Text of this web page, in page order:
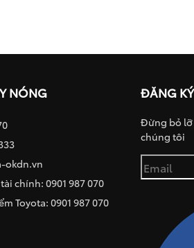
NÓNG
okdn.vn
chính: 0901 987 070
Toyota: 0901 987 070
ĐĂNG
Đừng bỏ lỡ
chúng tôi